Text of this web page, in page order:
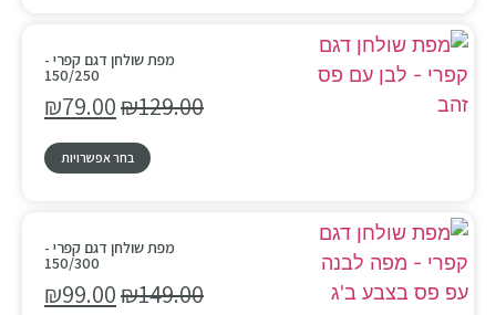
מפת שולחן דגם קפרי -
150/250
₪129.00
₪79.00
בחר אפשרויות
מפת שולחן דגם קפרי -
150/300
₪149.00
₪99.00